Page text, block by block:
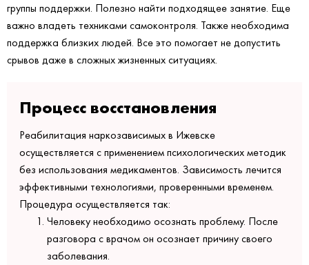
группы поддержки. Полезно найти подходящее занятие. Еще
важно владеть техниками самоконтроля. Также необходима
поддержка близких людей. Все это помогает не допустить
срывов даже в сложных жизненных ситуациях.
Процесс восстановления
Реабилитация наркозависимых в Ижевске
осуществляется с применением психологических методик
без использования медикаментов. Зависимость лечится
эффективными технологиями, проверенными временем.
Процедура осуществляется так:
Человеку необходимо осознать проблему. После
разговора с врачом он осознает причину своего
заболевания.